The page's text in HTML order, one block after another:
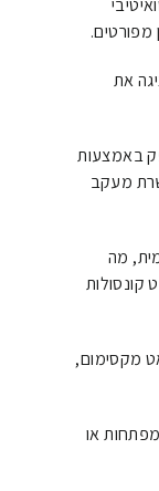
מפורטים.
את
באמצעות
מעקב
מה
29 וואט ועד 900 וואט מקסימום,
או